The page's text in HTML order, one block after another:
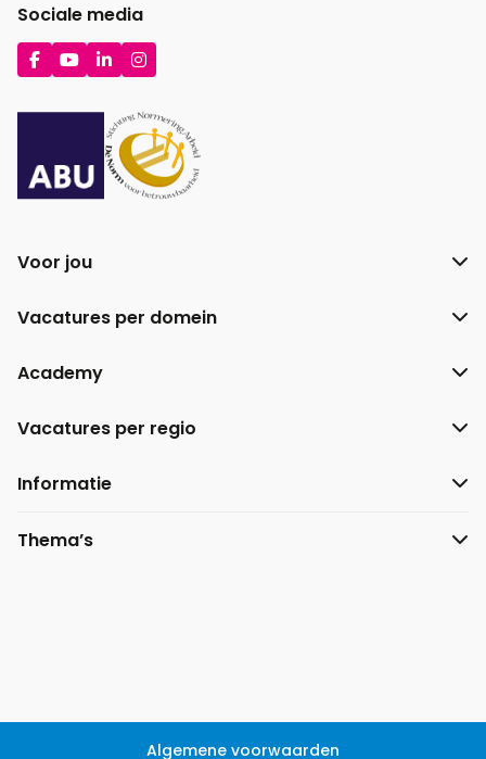
Sociale media
Ga
naar
Facebook
Ga
naar
YouTube
Ga
naar
LinkedIn
Ga
naar
Instagram
Voor jou
Vacatures per domein
Academy
Vacatures per regio
Informatie
Thema’s
Algemene voorwaarden